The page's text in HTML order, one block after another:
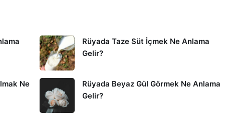
Rüyada Taze Süt İçmek Ne Anlama
Gelir?
Ne
Rüyada Beyaz Gül Görmek Ne Anlama
Gelir?